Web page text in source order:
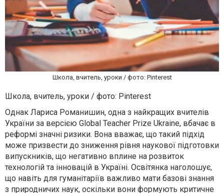
Школа, вчитель, уроки / фото: Pinterest
Школа, вчитель, уроки / фото: Pinterest
Однак Лариса Романишин, одна з найкращих вчителів
України за версією Global Teacher Prize Ukraine, вбачає в
реформі значні ризики. Вона вважає, що такий підхід
може призвести до зниження рівня наукової підготовки
випускників, що негативно вплине на розвиток
технологій та інновацій в Україні. Освітянка наголошує,
що навіть для гуманітаріїв важливо мати базові знання
з природничих наук, оскільки вони формують критичне